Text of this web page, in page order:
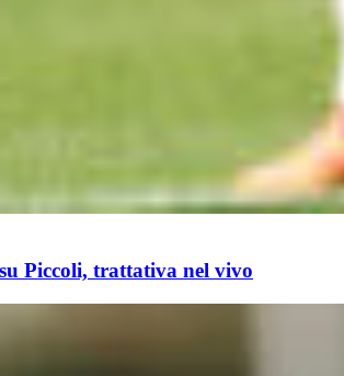
Piccoli, trattativa nel vivo